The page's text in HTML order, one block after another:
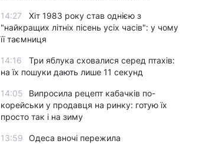
14:27
Хіт 1983 року став однією з
"найкращих літніх пісень усіх часів": у чому
її таємниця
14:16
Три яблука сховалися серед птахів:
на їх пошуки дають лише 11 секунд
14:05
Випросила рецепт кабачків по-
корейськи у продавця на ринку: готую їх
просто так і на зиму
13:59
Одеса вночі пережила